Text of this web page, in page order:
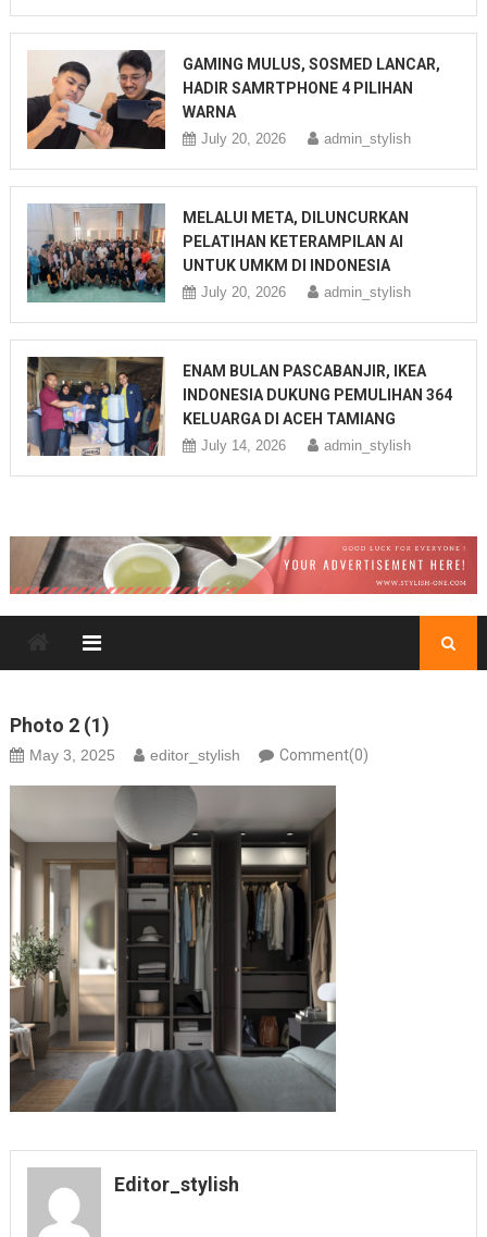
GAMING MULUS, SOSMED LANCAR,
HADIR SAMRTPHONE 4 PILIHAN
WARNA
July 20, 2026 admin_stylish
MELALUI META, DILUNCURKAN
PELATIHAN KETERAMPILAN AI
UNTUK UMKM DI INDONESIA
July 20, 2026 admin_stylish
ENAM BULAN PASCABANJIR, IKEA
INDONESIA DUKUNG PEMULIHAN 364
KELUARGA DI ACEH TAMIANG
July 14, 2026 admin_stylish
Photo 2 (1)
May 3, 2025 editor_stylish Comment(0)
Editor_stylish